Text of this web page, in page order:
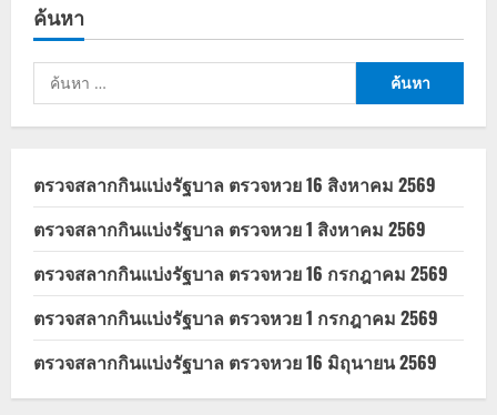
ค้นหา
ค้นหา
สำหรับ:
ตรวจสลากกินแบ่งรัฐบาล ตรวจหวย 16 สิงหาคม 2569
ตรวจสลากกินแบ่งรัฐบาล ตรวจหวย 1 สิงหาคม 2569
ตรวจสลากกินแบ่งรัฐบาล ตรวจหวย 16 กรกฎาคม 2569
ตรวจสลากกินแบ่งรัฐบาล ตรวจหวย 1 กรกฎาคม 2569
ตรวจสลากกินแบ่งรัฐบาล ตรวจหวย 16 มิถุนายน 2569